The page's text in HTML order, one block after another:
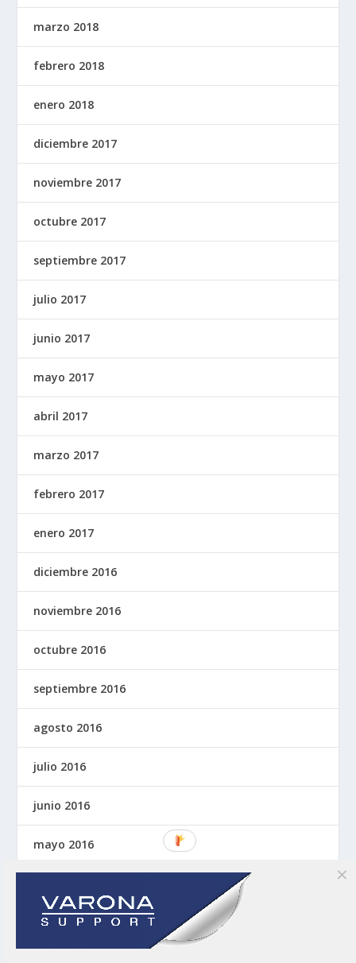
marzo 2018
febrero 2018
enero 2018
diciembre 2017
noviembre 2017
octubre 2017
septiembre 2017
julio 2017
junio 2017
mayo 2017
abril 2017
marzo 2017
febrero 2017
enero 2017
diciembre 2016
noviembre 2016
octubre 2016
septiembre 2016
agosto 2016
julio 2016
junio 2016
mayo 2016
marzo 2016